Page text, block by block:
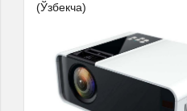
(Ўзбекча)